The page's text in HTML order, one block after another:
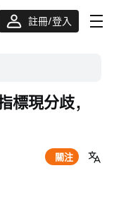
註冊/登入
迎新驚喜賞 股票/BTC等任你揀!
關注
標現分歧，